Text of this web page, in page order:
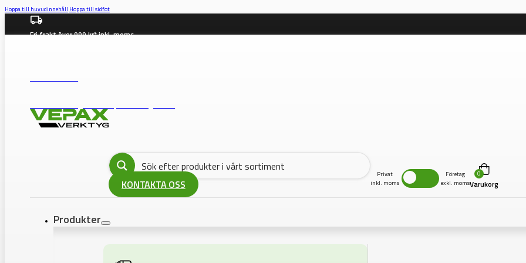
Hoppa till huvudinnehåll Hoppa till sidfot
Fri frakt över 999 kr* inkl. moms
KONTAKTA OSS
Privat
inkl. moms
Företag
exkl. moms
0
Varukorg
Produkter